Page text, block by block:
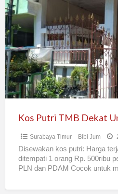
Putri
TMB
Dekat
Unair
C
ITS
Surabaya Timur Bibi Jum
Disewakan kos putri: Harga
ditempati 1 orang Rp. 500ribu
PLN dan PDAM Cocok untuk